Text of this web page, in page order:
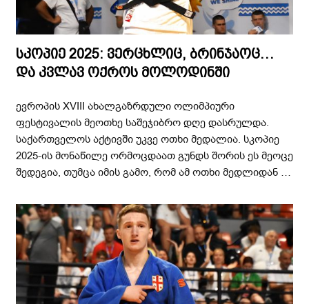
სკოპიე 2025: ვერცხლიც, ბრინჯაოც…
და კვლავ ოქროს მოლოდინში
ევროპის XVIII ახალგაზრდული ოლიმპიური
ფესტივალის მეოთხე საშეჯიბრო დღე დასრულდა.
საქართველოს აქტივში უკვე ოთხი მედალია. სკოპიე
2025-ის მონაწილე ორმოცდაათ გუნდს შორის ეს მეოცე
შედეგია, თუმცა იმის გამო, რომ ამ ოთხი მედლიდან …